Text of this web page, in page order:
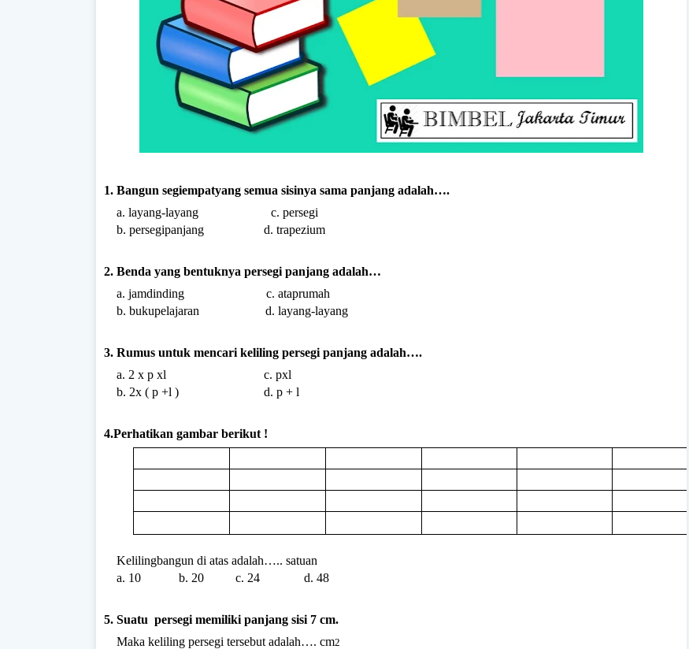
1. Bangun segiempatyang semua sisinya sama panjang adalah….
a. layang-layang c. persegi
b. persegipanjang d. trapezium
2. Benda yang bentuknya persegi panjang adalah…
a. jamdinding c. ataprumah
b. bukupelajaran d. layang-layang
3. Rumus untuk mencari keliling persegi panjang adalah….
a. 2 x p xl c. pxl
b. 2x ( p +l ) d. p + l
4.Perhatikan gambar berikut !
Kelilingbangun di atas adalah….. satuan
a. 10 b. 20 c. 24 d. 48
5. Suatu persegi memiliki panjang sisi 7 cm.
Maka keliling persegi tersebut adalah…. cm2